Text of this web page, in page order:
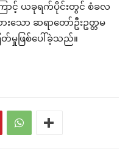
ာင့် ယခုရက်ပိုင်းတွင် စံခလ
ော ဆရာတော်ဦးဥတ္တမ
ဖြစ်ပေါ်ခဲ့သည်။